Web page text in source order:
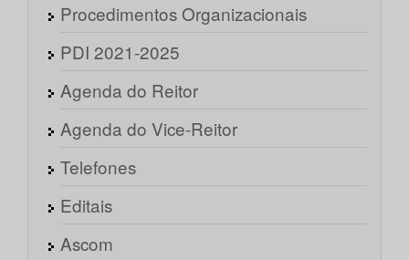
Procedimentos Organizacionais
PDI 2021-2025
Agenda do Reitor
Agenda do Vice-Reitor
Telefones
Editais
Ascom